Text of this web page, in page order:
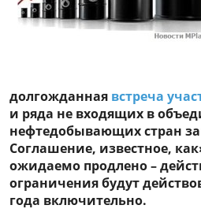
долгожданная встреча
и ряда не входящих в
нефтедобывающих стран
Соглашение, известное,
ожидаемо продлено –
ограничения будут
года включительно.